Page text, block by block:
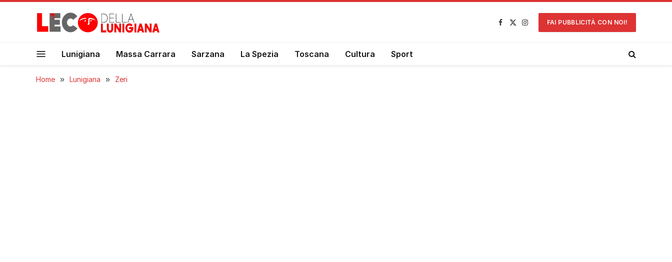
Facebook
X
Instagram
FAI PUBBLICITÀ CON NOI!
Lunigiana Massa Carrara Sarzana La Spezia Toscana Cultura Sport
Home » Lunigiana » Zeri